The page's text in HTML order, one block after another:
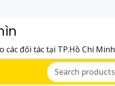
các đối tác tại TP.Hồ Chí Minh